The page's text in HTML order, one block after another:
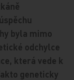
byla mimo
odchylce
která vede k
geneticky